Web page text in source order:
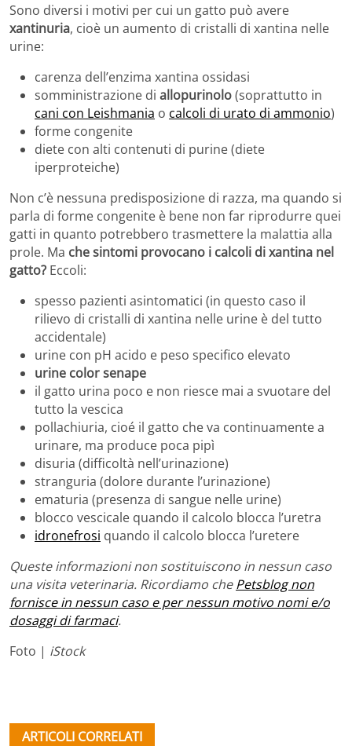
Sono diversi i motivi per cui un gatto può avere
xantinuria, cioè un aumento di cristalli di xantina nelle
urine:
carenza dell’enzima xantina ossidasi
somministrazione di allopurinolo(soprattutto in
cani con Leishmania o calcoli di urato di ammonio)
forme congenite
diete con alti contenuti di purine (diete
iperproteiche)
Non c’è nessuna predisposizione di razza, ma quando si
parla di forme congenite è bene non far riprodurre quei
gatti in quanto potrebbero trasmettere la malattia alla
prole. Ma che sintomi provocano i calcoli di xantina nel
gatto? Eccoli:
spesso pazienti asintomatici (in questo caso il
rilievo di cristalli di xantina nelle urine è del tutto
accidentale)
urine con pH acido e peso specifico elevato
urine color senape
il gatto urina poco e non riesce mai a svuotare del
tutto la vescica
pollachiuria, cioé il gatto che va continuamente a
urinare, ma produce poca pipì
disuria (difficoltà nell’urinazione)
stranguria (dolore durante l’urinazione)
ematuria (presenza di sangue nelle urine)
blocco vescicale quando il calcolo blocca l’uretra
idronefrosi quando il calcolo blocca l’uretere
Queste informazioni non sostituiscono in nessun caso
una visita veterinaria. Ricordiamo chePetsblog non
fornisce in nessun caso e per nessun motivo nomi e/o
dosaggi di farmaci.
Foto | iStock
ARTICOLI CORRELATI